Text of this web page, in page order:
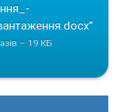
– 19 КБ